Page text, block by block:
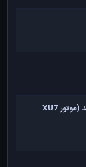
آموزش تعویض تسمه تایم پژو 405،پارس و سمند (موتور XU7